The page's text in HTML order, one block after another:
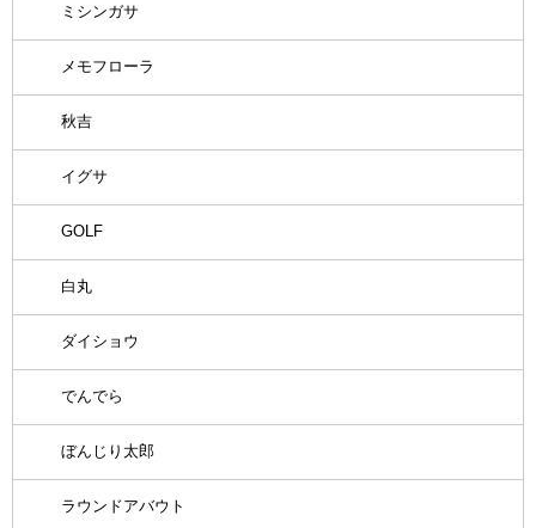
ミシンガサ
メモフローラ
秋吉
イグサ
GOLF
白丸
ダイショウ
でんでら
ぼんじり太郎
ラウンドアバウト